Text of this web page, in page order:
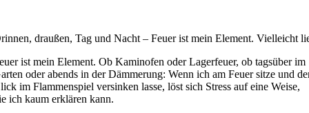
draußen, Tag und Nacht – Feuer ist mein Element. Vielleicht
ist mein Element. Ob Kaminofen oder Lagerfeuer, ob tagsüber im
oder abends in der Dämmerung: Wenn ich am Feuer sitze und
im Flammenspiel versinken lasse, löst sich Stress auf eine Weise,
ich kaum erklären kann.